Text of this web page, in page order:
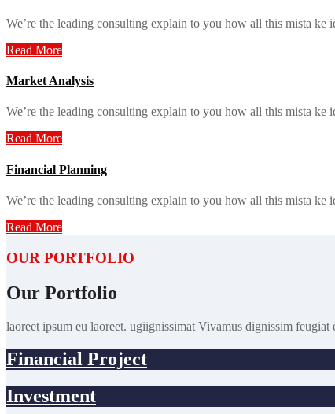
We’re the leading consulting explain to you how all this mista ke
Read More
Market Analysis
We’re the leading consulting explain to you how all this mista ke
Read More
Financial Planning
We’re the leading consulting explain to you how all this mista ke
Read More
OUR PORTFOLIO
Our Portfolio
laoreet ipsum eu laoreet. ugiignissimat Vivamus dignissim feugiat
Financial Project
Investment